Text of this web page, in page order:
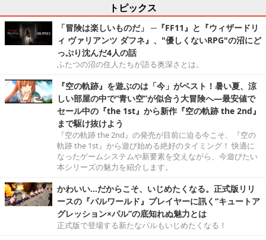
トピックス
「冒険は楽しいものだ」 ─『FF11』と『ウィザードリ
ィ ヴァリアンツ ダフネ』、"優しくないRPG"の沼にど
っぷり沈んだ4人の話
ふたつの沼の住人たちが語る奥深さとは。
『空の軌跡』を遊ぶのは「今」がベスト！暑い夏、涼
しい部屋の中で“青い空”が似合う大冒険へ―最安値で
セール中の『the 1st』から新作『空の軌跡 the 2nd』
まで駆け抜けよう
『空の軌跡 the 2nd』の発売が目前に迫る今こそ、『空の
軌跡 the 1st』から遊び始める絶好のタイミング！ 快適に
なったゲームシステムや新要素を交えながら、今遊びたい
本シリーズの魅力を紹介します。
かわいい…だからこそ、いじめたくなる。正式版リリ
ースの『パルワールド』プレイヤーに訊く“キュートア
グレッション×パル”の底知れぬ魅力とは
正式版で登場する新たなパルもいじめたくなる！